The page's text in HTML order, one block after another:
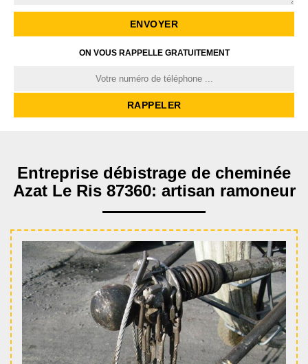
ON VOUS RAPPELLE GRATUITEMENT
Entreprise débistrage de cheminée
Azat Le Ris 87360: artisan ramoneur